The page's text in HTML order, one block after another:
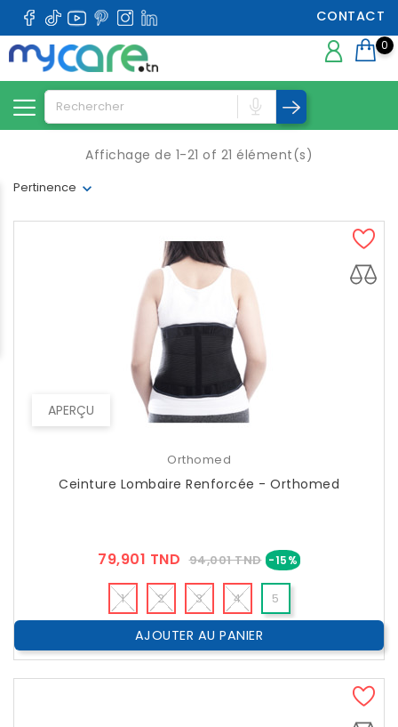
CONTACT
0
Pertinence
Affichage de 1-21 of 21 élément(s)
APERÇU
Orthomed
Ceinture Lombaire Renforcée - Orthomed
79,901 TND Prix
Public
94,001 TND -15%Prix
1 2 3 4 5
AJOUTER AU PANIER